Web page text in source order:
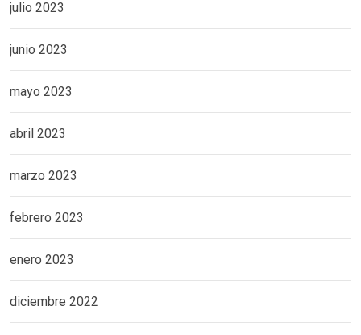
julio 2023
junio 2023
mayo 2023
abril 2023
marzo 2023
febrero 2023
enero 2023
diciembre 2022